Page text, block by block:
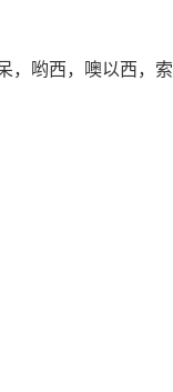
，哟西，噢以西，